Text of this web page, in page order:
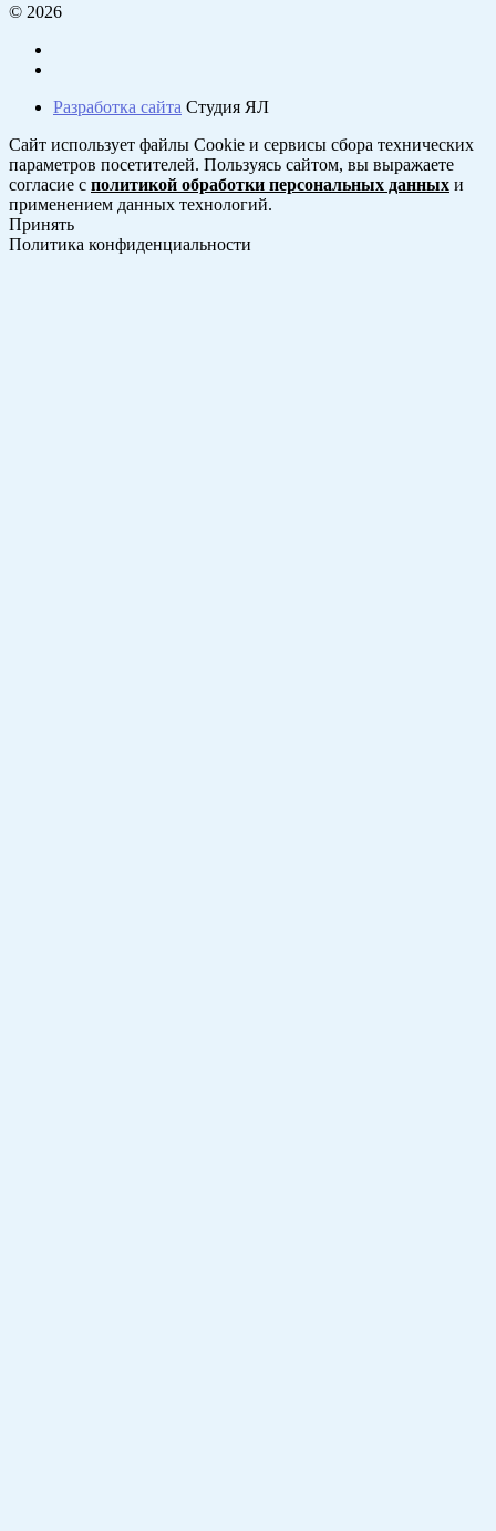
© 2026
Разработка сайта Студия ЯЛ
Сайт использует файлы Cookie и сервисы сбора технических
параметров посетителей. Пользуясь сайтом, вы выражаете
согласие с политикой обработки персональных данных и
применением данных технологий.
Принять
Политика конфиденциальности